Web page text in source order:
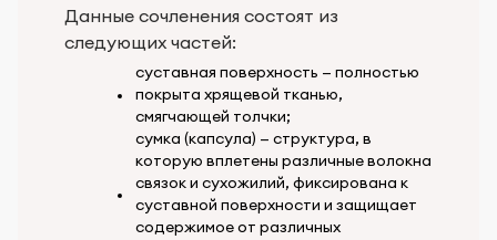
Данные сочленения состоят из
следующих частей:
суставная поверхность — полностью
покрыта хрящевой тканью,
смягчающей толчки;
сумка (капсула) — структура, в
которую вплетены различные волокна
связок и сухожилий, фиксирована к
суставной поверхности и защищает
содержимое от различных